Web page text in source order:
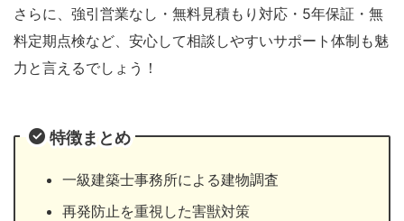
さらに、強引営業なし・無料見積もり対応・5年保証・無
料定期点検など、安心して相談しやすいサポート体制も魅
力と言えるでしょう！
特徴まとめ
一級建築士事務所による建物調査
再発防止を重視した害獣対策